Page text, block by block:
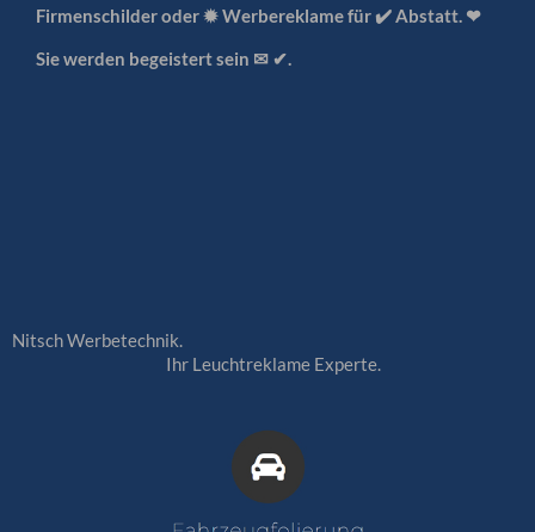
Firmenschilder oder ✹ Werbereklame für ✔️ Abstatt. ❤
Sie werden begeistert sein ✉ ✔.
Nitsch Werbetechnik.
Ihr Leuchtreklame Experte.